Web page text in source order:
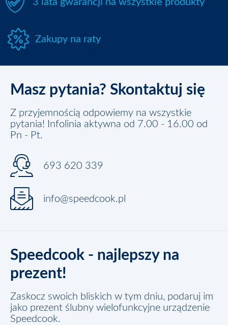
3 lata gwarancji na wszystkie produkty
Zakupy na raty
Masz pytania? Skontaktuj się
Z przyjemnością odpowiemy na wszystkie
pytania! Infolinia aktywna od 7.00 - 16.00 od
Pn - Pt.
693 620 339
info@speedcook.pl
Speedcook - najlepszy na
prezent!
Zaskocz swoich bliskich w tym dniu, podaruj im
jako prezent ślubny wielofunkcyjne urządzenie
Speedcook.